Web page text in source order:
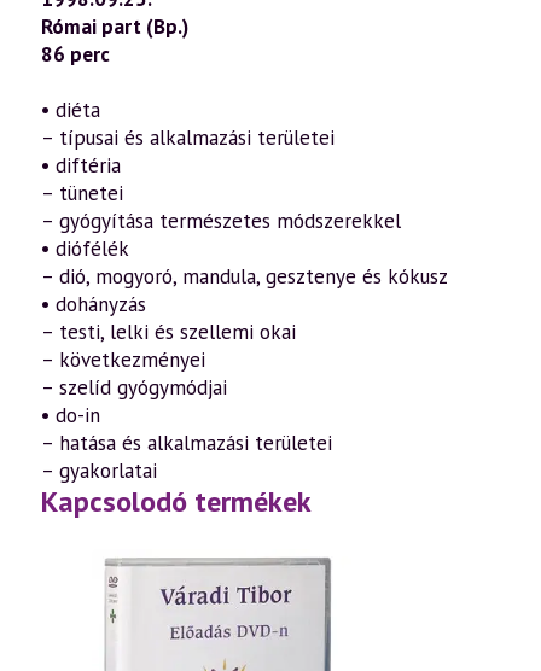
Római part (Bp.)
86 perc
• diéta
– típusai és alkalmazási területei
• diftéria
– tünetei
– gyógyítása természetes módszerekkel
• diófélék
– dió, mogyoró, mandula, gesztenye és kókusz
• dohányzás
– testi, lelki és szellemi okai
– következményei
– szelíd gyógymódjai
• do-in
– hatása és alkalmazási területei
– gyakorlatai
Kapcsolodó termékek